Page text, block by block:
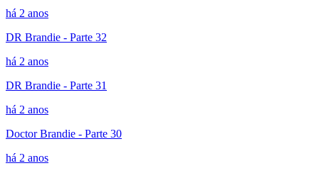
há 2 anos
DR Brandie - Parte 32
há 2 anos
DR Brandie - Parte 31
há 2 anos
Doctor Brandie - Parte 30
há 2 anos